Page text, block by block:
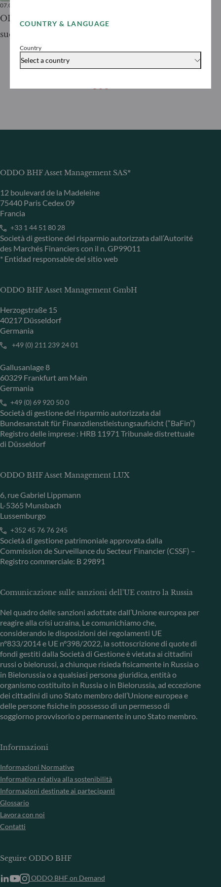
COUNTRY & LANGUAGE
Country
Select a country
07.04.2026
ODDO BHF Asset Management lancia il
suo primo ETF attivo in Italia
target-
2031
ODDO BHF Asset Management SAS*
12 boulevard de la Madeleine
75440 Paris Cedex 09
Francia
+33 1 44 51 80 28
Società di gestione del risparmio autorizzata dall’Autorité
des Marchés Financiers con il n. GP99011
* Entidad responsable del sitio web
ODDO BHF Asset Management GmbH
Herzogstraße 15
40217 Düsseldorf
Germania
+49 (0) 211 239 24 01
Gallusanlage 8
60329 Frankfurt am Main
Germania
+49 (0) 69 920 50 0
Società di gestione del risparmio autorizzata dal
Bundesanstalt für Finanzdienstleistungsaufsicht (“BaFin”)
Registro delle imprese : HRB 11971 Tribunale distrettuale
di Düsseldorf
ODDO BHF Asset Management LUX
6, rue Gabriel Lippmann
L-5365 Munsbach
Lussemburgo
+352 45 76 76 245
Società di gestione patrimoniale approvata dalla
Commission de Surveillance du Secteur Financier (CSSF) –
Registro commerciale: B 29891
Comunicazione sulle sanzioni dell'UE contro la Russia
Nel quadro delle sanzioni adottate dall’Unione europea per
reagire alla crisi ucraina, Le comunichiamo che,
considerando le disposizioni dei regolamenti UE
n°833/2014 e UE n°398/2022, la sottoscrizione di quote di
fondi gestiti dalla Società di Gestione è vietata ai cittadini
russi o bielorussi, a chiunque risieda fisicamente in Russia o
in Bielorussia o a qualsiasi persona giuridica, entità o
organismo costituito in Russia o in Bielorussia, ad eccezione
dei cittadini di uno Stato membro dell’Unione europea e
delle persone fisiche in possesso di un permesso di
soggiorno provvisorio o permanente in uno Stato membro.
Informazioni
Informazioni Normative
Informativa relativa alla sostenibilità
Informazioni destinate ai partecipanti
Glossario
Lavora con noi
Contatti
Seguire ODDO BHF
ODDO BHF on Demand